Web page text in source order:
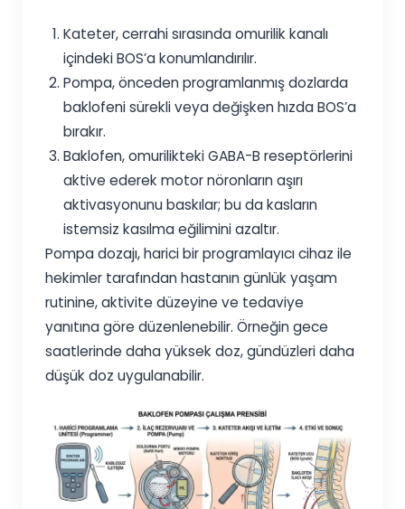
Kateter, cerrahi sırasında omurilik kanalı
içindeki BOS’a konumlandırılır.
Pompa, önceden programlanmış dozlarda
baklofeni sürekli veya değişken hızda BOS’a
bırakır.
Baklofen, omurilikteki GABA-B reseptörlerini
aktive ederek motor nöronların aşırı
aktivasyonunu baskılar; bu da kasların
istemsiz kasılma eğilimini azaltır.
Pompa dozajı, harici bir programlayıcı cihaz ile
hekimler tarafından hastanın günlük yaşam
rutinine, aktivite düzeyine ve tedaviye
yanıtına göre düzenlenebilir. Örneğin gece
saatlerinde daha yüksek doz, gündüzleri daha
düşük doz uygulanabilir.